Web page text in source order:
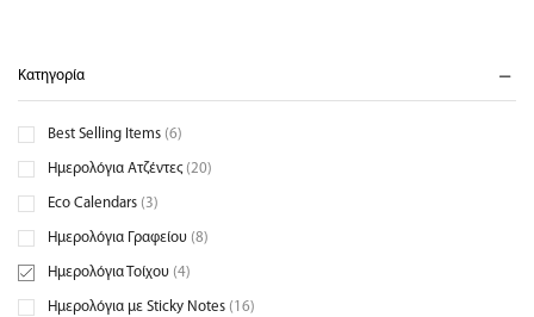
Κατηγορία
Best Selling Items (6)
Ημερολόγια Ατζέντες (20)
Eco Calendars (3)
Ημερολόγια Γραφείου (8)
Ημερολόγια Τοίχου (4)
Ημερολόγια με Sticky Notes (16)